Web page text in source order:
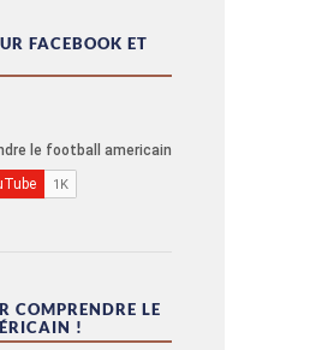
FACEBOOK ET
COMPRENDRE LE
!